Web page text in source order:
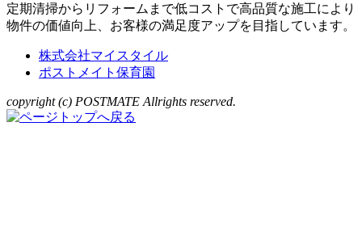
定期清掃からリフォームまで低コストで高品質な施工により
物件の価値向上、お客様の満足度アップを目指しています。
株式会社マイスタイル
ポストメイト保育園
copyright (c) POSTMATE Allrights reserved.